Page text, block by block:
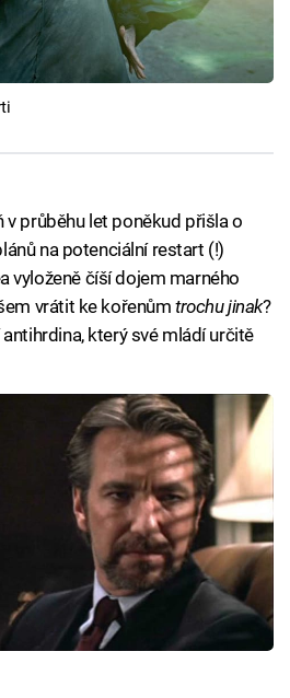
v průběhu let poněkud přišla o
na potenciální restart (!)
vyloženě číší dojem marného
vrátit ke kořenůmtrochu jinak?
který své mládí určitě